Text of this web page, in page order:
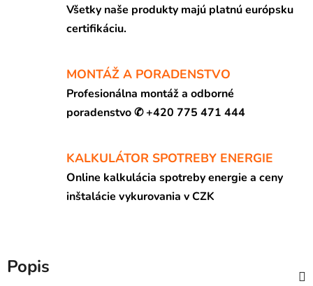
Všetky naše produkty majú platnú európsku
certifikáciu.
MONTÁŽ A PORADENSTVO
Profesionálna montáž a odborné
poradenstvo ✆ +420 775 471 444
KALKULÁTOR SPOTREBY ENERGIE
Online kalkulácia spotreby energie a ceny
inštalácie vykurovania v CZK
Popis